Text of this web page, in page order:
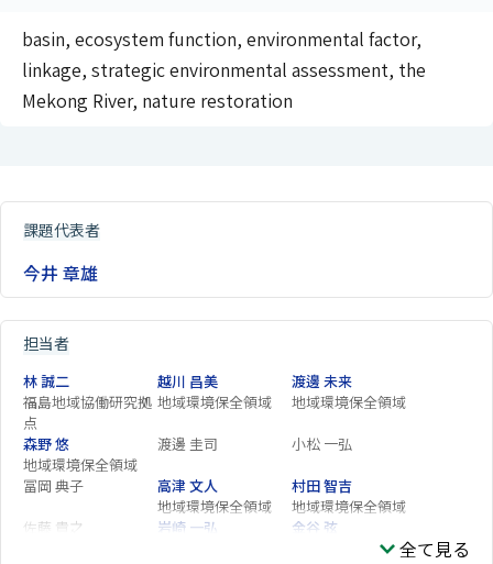
basin, ecosystem function, environmental factor,
linkage, strategic environmental assessment, the
Mekong River, nature restoration
課題代表者
今井 章雄
担当者
林 誠二
福島地域協働研究拠
点
越川 昌美
地域環境保全領域
渡邊 未来
地域環境保全領域
森野 悠
地域環境保全領域
渡邊 圭司
小松 一弘
冨岡 典子
高津 文人
地域環境保全領域
村田 智吉
地域環境保全領域
佐藤 貴之
岩崎 一弘
金谷 弦
地域環境保全領域全て見る